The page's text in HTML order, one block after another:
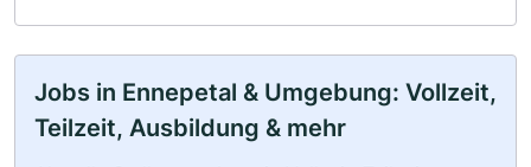
Jobs in Ennepetal & Umgebung: Vollzeit,
Teilzeit, Ausbildung & mehr